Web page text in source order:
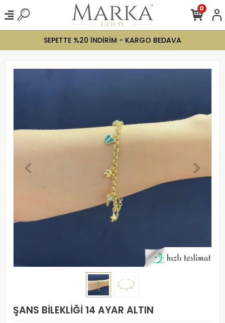
SEPETTE %20 İNDİRİM - KARGO BEDAVA
0
ŞANS BİLEKLİĞİ 14 AYAR ALTIN